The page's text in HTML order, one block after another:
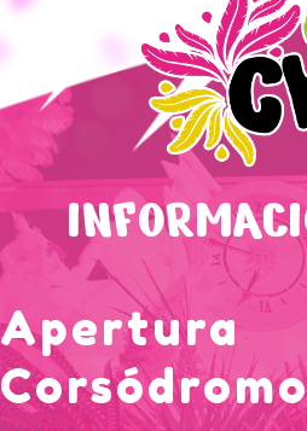
Apertura